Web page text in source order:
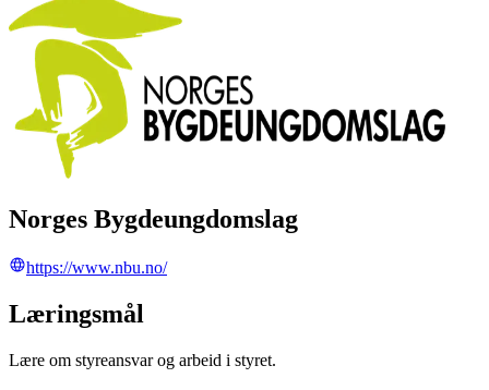
Norges Bygdeungdomslag
https://www.nbu.no/
Læringsmål
Lære om styreansvar og arbeid i styret.